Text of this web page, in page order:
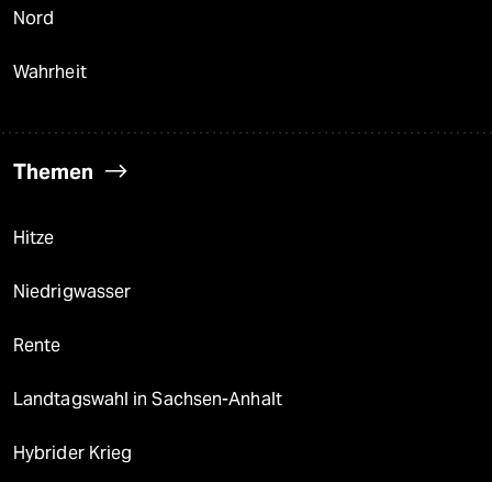
Nord
Wahrheit
Themen
Hitze
Niedrigwasser
Rente
Landtagswahl in Sachsen-Anhalt
Hybrider Krieg